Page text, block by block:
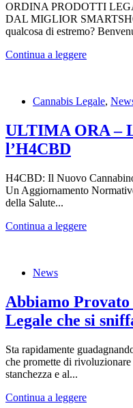
ORDINA PRODOTTI
DAL MIGLIOR
qualcosa di estremo?
Continua a leggere
Cannabis Legale,
ULTIMA ORA –
l’H4CBD
H4CBD: Il Nuovo
Un Aggiornamento
della Salute...
Continua a leggere
News
Abbiamo
Legale che si
Sta rapidamente
che promette di
stanchezza e al...
Continua a leggere